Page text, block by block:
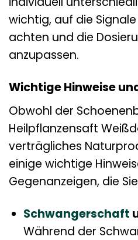
wichtig, auf die
achten und die
anzupassen.
Wichtige Hinweise
Obwohl der
Heilpflanzensaft
verträgliches
einige wichtige
Gegenanzeigen, die
Schwangerschaft
Während der